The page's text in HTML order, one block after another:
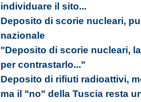
individuare il sito...
Deposito di scorie nucleari,
nazionale
"Deposito di scorie nucleari,
per contrastarlo..."
Deposito di rifiuti radioattivi,
ma il "no" della Tuscia resta